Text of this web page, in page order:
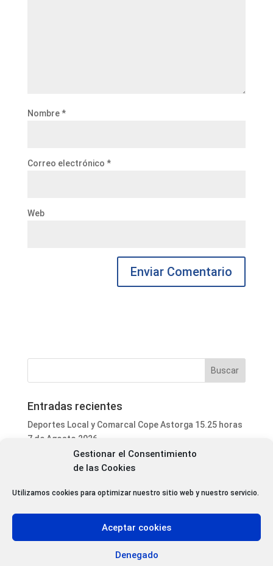
Gestionar el Consentimiento
de las Cookies
Utilizamos cookies para optimizar nuestro sitio web y nuestro servicio.
Aceptar cookies
Denegado
Nombre*
Correo electrónico *
Web
Entradas recientes
Deportes Local y Comarcal Cope Astorga 15.25 horas
7 de Agosto 2026
Informativo Mediodía Cope Astorga 14.20 horas 7 de
Agosto 2026
San Justo de la Vega acoge este fin de semana un
Programa Local Cope Astorga 7 de Agosto 2026
Abiertas las inscripciones para el XXVII Torneo de